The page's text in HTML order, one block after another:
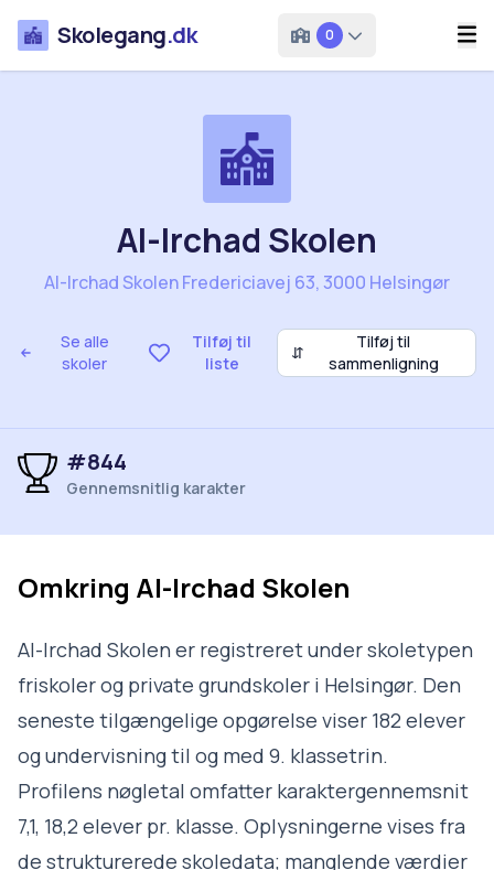
Skolegang.dk 0
Se alle
skoler
Tilføj til
liste
⇵
Tilføj til
sammenligning
Al-Irchad Skolen
Al-Irchad Skolen Fredericiavej 63, 3000 Helsingør
#844
Gennemsnitlig karakter
Omkring Al-Irchad Skolen
Al-Irchad Skolen er registreret under skoletypen
friskoler og private grundskoler i Helsingør. Den
seneste tilgængelige opgørelse viser 182 elever
og undervisning til og med 9. klassetrin.
Profilens nøgletal omfatter karaktergennemsnit
7,1, 18,2 elever pr. klasse. Oplysningerne vises fra
de strukturerede skoledata; manglende værdier